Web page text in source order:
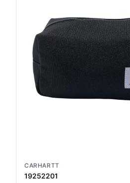
CARHARTT
19252201